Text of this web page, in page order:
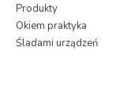
Produkty
Okiem praktyka
Śladami urządzeń